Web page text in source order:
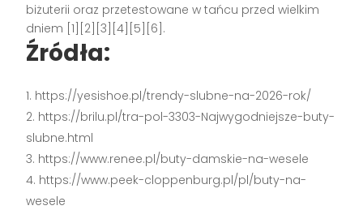
biżuterii oraz przetestowane w tańcu przed wielkim
dniem [1][2][3][4][5][6].
Źródła:
https://yesishoe.pl/trendy-slubne-na-2026-rok/
https://brilu.pl/tra-pol-3303-Najwygodniejsze-buty-
slubne.html
https://www.renee.pl/buty-damskie-na-wesele
https://www.peek-cloppenburg.pl/pl/buty-na-
wesele